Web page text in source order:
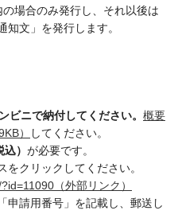
場合のみ発行し、それ以後は
知文」を発行します。
ビニで納付してください。 概要
）
してください。
） が必要です。
クリックしてください。
（外部リンク）
申請用番号」を記載し、郵送し